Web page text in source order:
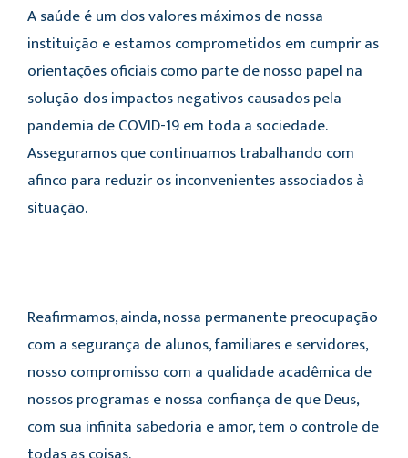
A saúde é um dos valores máximos de nossa
instituição e estamos comprometidos em cumprir as
orientações oficiais como parte de nosso papel na
solução dos impactos negativos causados pela
pandemia de COVID-19 em toda a sociedade.
Asseguramos que continuamos trabalhando com
afinco para reduzir os inconvenientes associados à
situação.
Reafirmamos, ainda, nossa permanente preocupação
com a segurança de alunos, familiares e servidores,
nosso compromisso com a qualidade acadêmica de
nossos programas e nossa confiança de que Deus,
com sua infinita sabedoria e amor, tem o controle de